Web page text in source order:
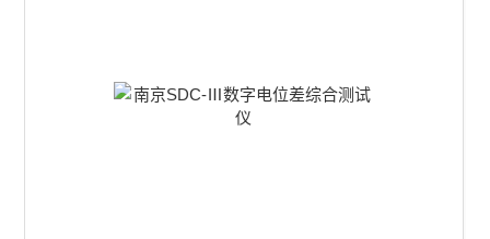
数字电位差综合测试仪